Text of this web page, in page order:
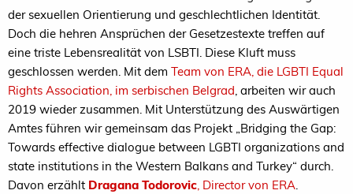
der sexuellen Orientierung und geschlechtlichen Identität.
Doch die hehren Ansprüchen der Gesetzestexte treffen auf
eine triste Lebensrealität von LSBTI. Diese Kluft muss
geschlossen werden. Mit dem Team von ERA, die LGBTI Equal
Rights Association, im serbischen Belgrad, arbeiten wir auch
2019 wieder zusammen. Mit Unterstützung des Auswärtigen
Amtes führen wir gemeinsam das Projekt „Bridging the Gap:
Towards effective dialogue between LGBTI organizations and
state institutions in the Western Balkans and Turkey“ durch.
Davon erzählt Dragana Todorovic, Director von ERA.